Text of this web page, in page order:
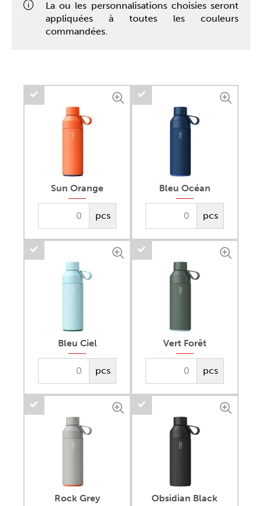
La ou les personnalisations choisies seront
appliquées à toutes les couleurs
commandées.
Sun Orange
pcs
Bleu Océan
pcs
Bleu Ciel
pcs
Vert Forêt
pcs
Rock Grey Obsidian Black